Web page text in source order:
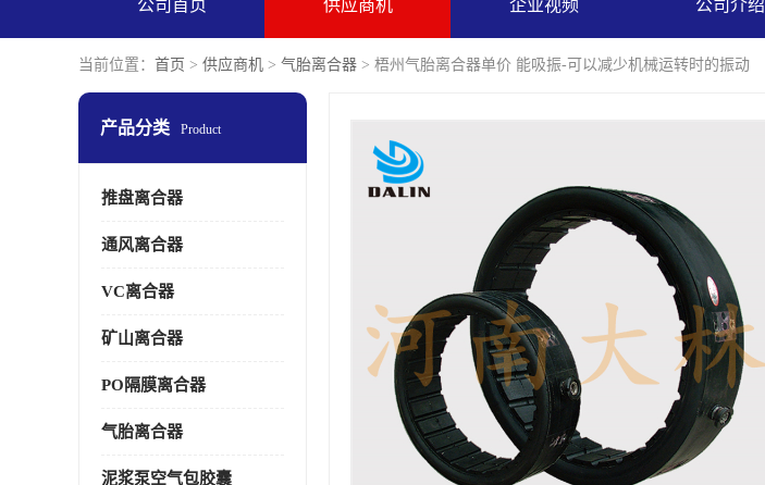
公司首页 供应商机 企业视频 公司介绍
当前位置： 首页 > 供应商机 > 气胎离合器 > 梧州气胎离合器单价 能吸振-可以减少机械运转时的振动
产品分类 Product
推盘离合器
通风离合器
VC离合器
矿山离合器
PO隔膜离合器
气胎离合器
泥浆泵空气包胶囊